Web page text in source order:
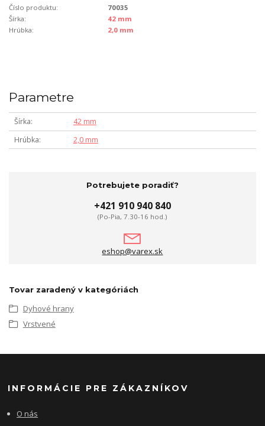
Číslo produktu:
70035
Šírka:
42 mm
Hrúbka:
2,0 mm
Parametre
Šírka
42 mm
Hrúbka
2,0 mm
Potrebujete poradiť?
+421 910 940 840
(Po-Pia, 7.30-16 hod.)
eshop@varex.sk
Tovar zaradený v kategóriách
Dyhové hrany
Vrstvené
INFORMÁCIE PRE ZÁKAZNÍKOV
O nás